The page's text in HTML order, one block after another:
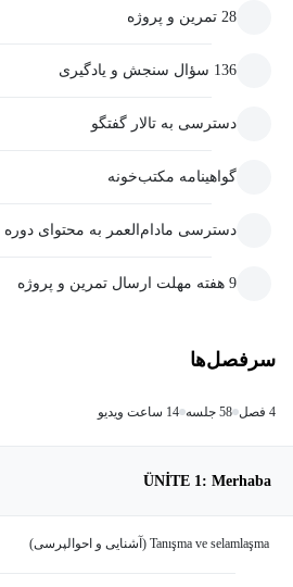
28 تمرین و پروژه
136 سؤال سنجش و یادگیری
دسترسی به تالار گفتگو
گواهینامه مکتب‌خونه
دسترسی مادام‌العمر به محتوای دوره
9 هفته مهلت ارسال تمرین و پروژه
سرفصل‌ها
4 فصل 58 جلسه 14 ساعت ویدیو
ÜNİTE 1: Merhaba